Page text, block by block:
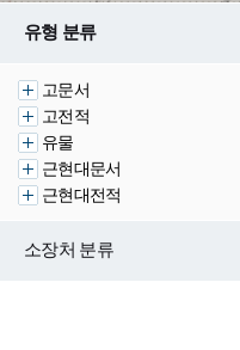
유형 분류
고문서
고전적
유물
근현대문서
근현대전적
소장처 분류